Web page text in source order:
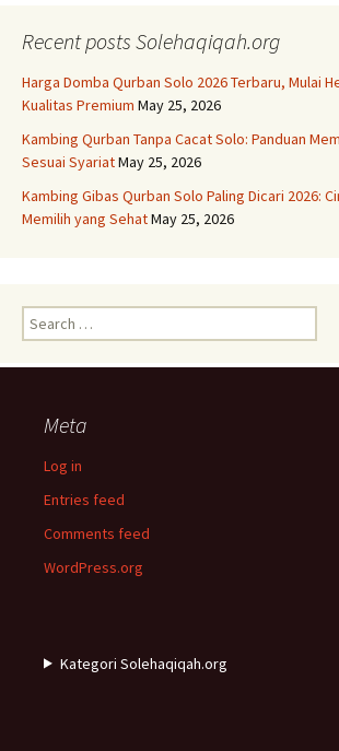
Recent posts Solehaqiqah.org
Harga Domba Qurban Solo 2026 Terbaru, Mulai
Kualitas Premium May 25, 2026
Kambing Qurban Tanpa Cacat Solo: Panduan
Sesuai SyariatMay 25, 2026
Kambing Gibas Qurban Solo Paling Dicari 2026:
Memilih yang SehatMay 25, 2026
Search
for:
Meta
Log in
Entries feed
Comments feed
WordPress.org
Kategori Solehaqiqah.org